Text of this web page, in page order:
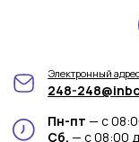
+7
Пн-пт — с 08:00 до
Сб.— с 08:00 до 18:00